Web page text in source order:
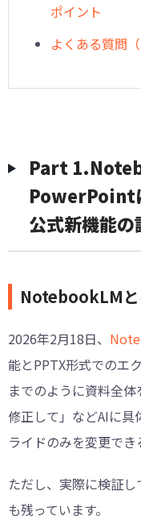
ポイント
よくある質問（
︎Part
PowerPoint
公式新機能の
NotebookLMと
2026年2月18日、
能とPPTX形式でのエ
までのように資料全
修正して」などAIに具
ライドのみを変更でき
ただし、実際に検証
も残っています。